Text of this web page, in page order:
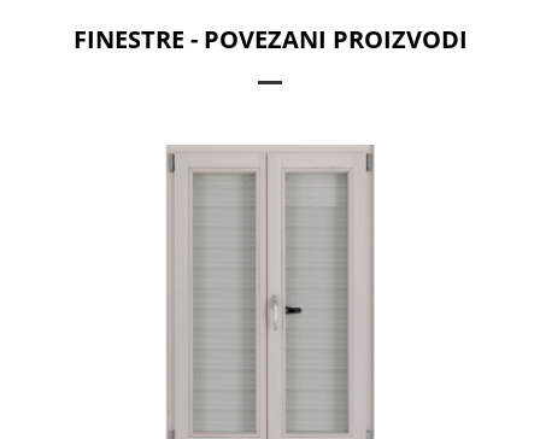
FINESTRE - POVEZANI PROIZVODI